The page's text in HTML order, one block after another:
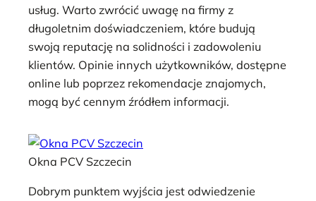
usług. Warto zwrócić uwagę na firmy z
długoletnim doświadczeniem, które budują
swoją reputację na solidności i zadowoleniu
klientów. Opinie innych użytkowników, dostępne
online lub poprzez rekomendacje znajomych,
mogą być cennym źródłem informacji.
Okna PCV Szczecin
Dobrym punktem wyjścia jest odwiedzenie